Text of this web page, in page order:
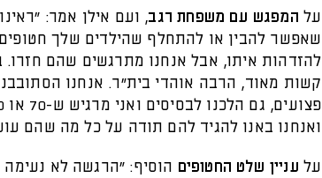
על המפגש עם משפחת רגב, ועם אילן אמר:
שאפשר להבין או להתחלף שהילדים שלך
להזדהות איתו, אבל אנחנו מתרגשים שהם חזרו.
קשות מאוד, הרבה אוהדי בית"ר. אנחנו
ואנחנו באנו להגיד להם תודה על כל מה שהם
על עניין שלט החטופים הוסיף: "הרגשה לא